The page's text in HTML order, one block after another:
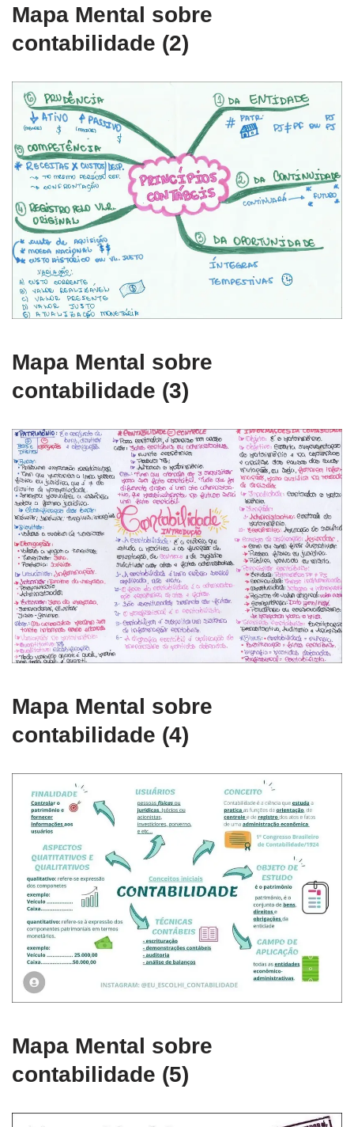
Mapa Mental sobre
contabilidade (2)
Mapa Mental sobre
contabilidade (3)
Mapa Mental sobre
contabilidade (4)
Mapa Mental sobre
contabilidade (5)